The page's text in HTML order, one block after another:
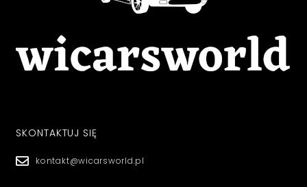
SKONTAKTUJ SIĘ
kontakt@wicarsworld.pl